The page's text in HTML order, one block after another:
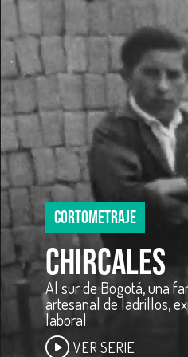
LARGOMETRAJE
MEDICINA
Después de 35 años,
crear un Centro de
Pacífico colombiano.
VER SERIE